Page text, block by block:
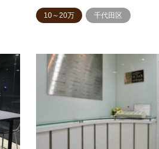
10～20万 千代田区